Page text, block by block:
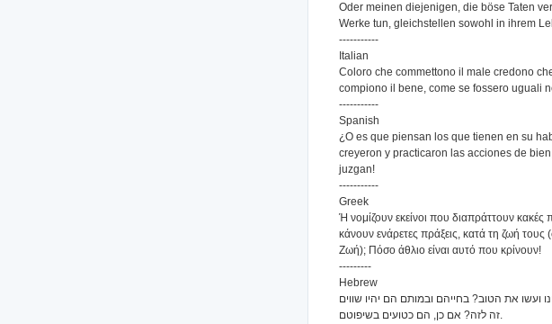
Oder meinen diejenigen, die böse Taten
Werke tun, gleichstellen sowohl in ihrem
-----------
Italian
Coloro che commettono il male credono
compiono il bene, come se fossero uguali
-----------
Spanish
¿O es que piensan los que tienen en su
creyeron y practicaron las acciones de
juzgan!
-----------
Greek
Ή νομίζουν εκείνοι που διαπράττουν κακές
κάνουν ενάρετες πράξεις, κατά τη ζωή
Ζωή); Πόσο άθλιο είναι αυτό που κρίνουν!
---------
Hebrew
את הטוב? בחייהם ובמותם הם יהיו שווים
זה לזה? אם כן, הם כטועים בשיפוטם.